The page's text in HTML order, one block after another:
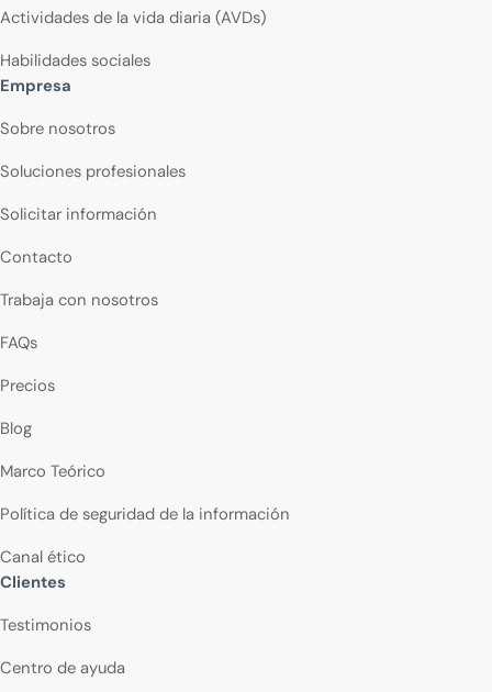
Actividades de la vida diaria (AVDs)
Habilidades sociales
Empresa
Sobre nosotros
Soluciones profesionales
Solicitar información
Contacto
Trabaja con nosotros
FAQs
Precios
Blog
Marco Teórico
Política de seguridad de la información
Canal ético
Clientes
Testimonios
Centro de ayuda